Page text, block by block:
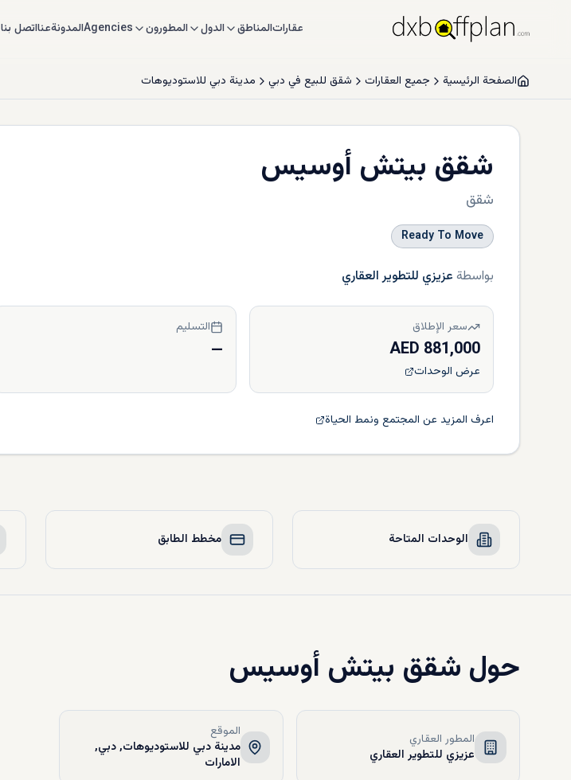
عقاراتالمناطق الدول المطورون Agenciesالمدونةعنااتصل بنا
الصفحة الرئيسية جميع العقارات شقق للبيع في دبي مدينة دبي للاستوديوهات
شقق بيتش أوسيس
شقق
Ready To Move
بواسطة عزيزي للتطوير العقاري
سعر الإطلاق
881,000 AED
عرض الوحدات
التسليم
—
اعرف المزيد عن المجتمع ونمط الحياة
الوحدات المتاحة مخطط الطابق
حول شقق بيتش أوسيس
المطور العقاري
عزيزي للتطوير العقاري
الموقع
مدينة دبي للاستوديوهات, دبي,
الامارات